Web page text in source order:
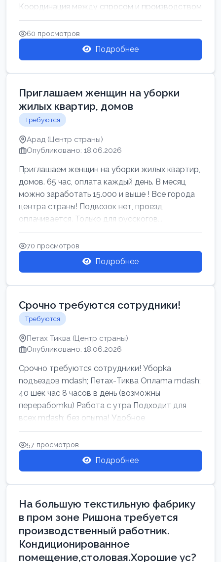
Координация между спросом и производством
для обеспечения своевр...
60 просмотров
Подробнее
Приглашаем женщин на уборки
жилых квартир, домов
Требуются
Арад (Центр страны)
Опубликовано: 18.06.2026
Приглашаем женщин на уборки жилых квартир,
домов. 65 час, оплата каждый день. В месяц
можно заработать 15.000 и выше ! Все города
центра страны! Подвозок нет, проезд
оплачивается. Только для русскогов...
70 просмотров
Подробнее
Срочно требуются сотрудники!
Требуются
Петах Тиква (Центр страны)
Опубликовано: 18.06.2026
Срочно требуются сотрудники! Убоpkа
noдъездов mdash; Петах-Тиква Оплаma mdash;
40 шек час 8 часов в день (возможны
перерабоmku) Работа с утpa Подходит для
всех mdash; без опыma! Удобное
раcnoложение Н...
57 просмотров
Подробнее
На большую текстильную фабрику
в пром зоне Ришона требуется
производственный работник.
Кондиционированное
помещение,столовая.Хорошие ус?